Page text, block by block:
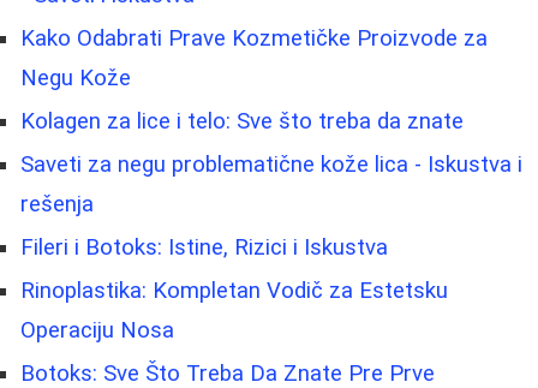
Kako Odabrati Prave Kozmetičke Proizvode za
Negu Kože
Kolagen za lice i telo: Sve što treba da znate
Saveti za negu problematične kože lica - Iskustva i
rešenja
Fileri i Botoks: Istine, Rizici i Iskustva
Rinoplastika: Kompletan Vodič za Estetsku
Operaciju Nosa
Botoks: Sve Što Treba Da Znate Pre Prve